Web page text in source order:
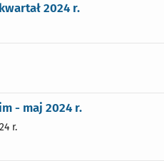
2024 r.
- maj 2024 r.
r.